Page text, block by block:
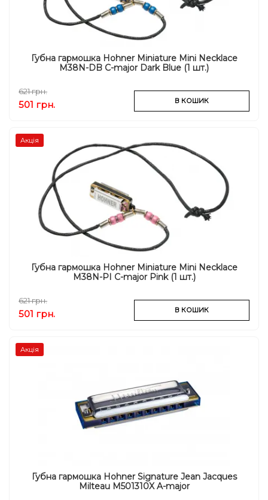
Губна гармошка Hohner Miniature Mini Necklace
M38N-DB C-major Dark Blue (1 шт.)
621 грн.
501 грн. В КОШИК
Акція
Губна гармошка Hohner Miniature Mini Necklace
M38N-PI C-major Pink (1 шт.)
621 грн.
501 грн. В КОШИК
Акція
Губна гармошка Hohner Signature Jean Jacques
Milteau M501310X A-major